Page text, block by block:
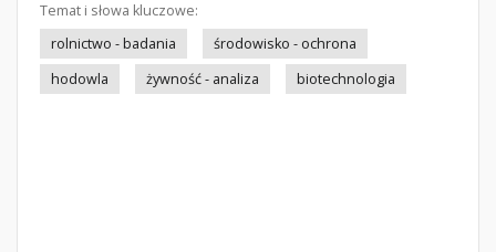
Temat i słowa kluczowe:
rolnictwo - badania
środowisko - ochrona
hodowla
żywność - analiza biotechnologia